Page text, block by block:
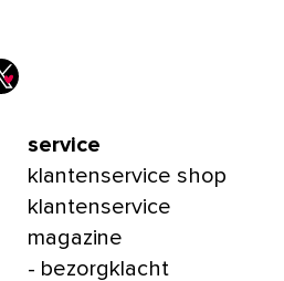
service
klantenservice shop
klantenservice
magazine
- bezorgklacht